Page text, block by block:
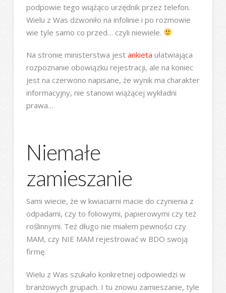
podpowie tego wiążąco urzędnik przez telefon.
Wielu z Was dzwoniło na infolinie i po rozmowie
wie tyle samo co przed… czyli niewiele.
Na stronie ministerstwa jest ankieta ułatwiająca
rozpoznanie obowiązku rejestracji, ale na koniec
jest na czerwono napisane, że wynik ma charakter
informacyjny, nie stanowi wiążącej wykładni
prawa…
Niemałe
zamieszanie
Sami wiecie, że w kwiaciarni macie do czynienia z
odpadami, czy to foliowymi, papierowymi czy też
roślinnymi. Też długo nie miałem pewności czy
MAM, czy NIE MAM rejestrować w BDO swoją
firmę.
Wielu z Was szukało konkretnej odpowiedzi w
branżowych grupach. I tu znowu zamieszanie, tyle